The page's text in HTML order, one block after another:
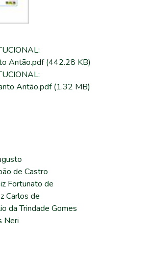
:
Antão.pdf(442.28 KB)
:
Antão.pdf(1.32 MB)
de Castro
Fortunato de
Carlos de
da Trindade Gomes
Neri